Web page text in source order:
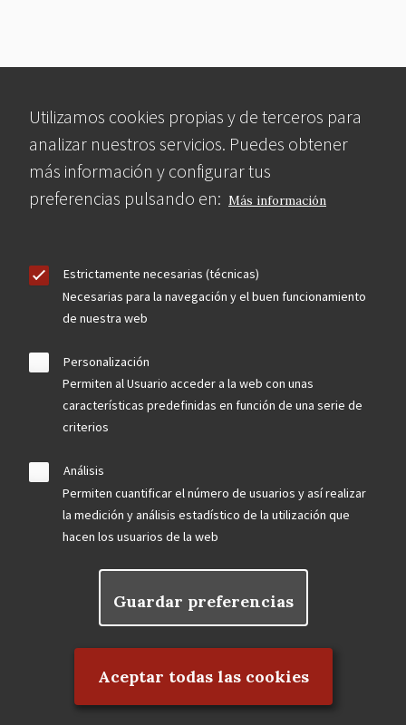
Utilizamos cookies propias y de terceros para
analizar nuestros servicios. Puedes obtener
más información y configurar tus
preferencias pulsando en: Más información
Estrictamente necesarias (técnicas)
Necesarias para la navegación y el buen funcionamiento
de nuestra web
Personalización
Permiten al Usuario acceder a la web con unas
características predefinidas en función de una serie de
criterios
Análisis
Permiten cuantificar el número de usuarios y así realizar
la medición y análisis estadístico de la utilización que
hacen los usuarios de la web
Guardar preferencias
Aceptar todas las cookies